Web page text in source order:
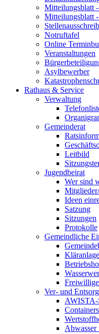
Mitteilungsblatt
Mitteilungsblatt
Notruftafel
Online
Veranstaltungen
Asylbewerber
Rathaus & Service
Verwaltung
Gemeinderat
Leitbild
Jugendbeirat
Wer sind
Ideen
Satzung
Sitzungen
Protokolle
Gemeindliche
Kläranlage
Ver- und
AWISTA-
Abwasser